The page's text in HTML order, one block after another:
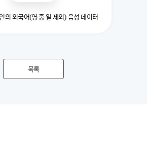
의 외국어(영·중·일 제외) 음성 데이터
목록